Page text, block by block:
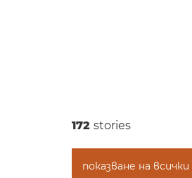
172 stories
показване на